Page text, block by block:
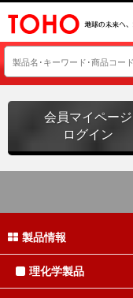
会員マイページ
ログイン
製品情報
理化学製品